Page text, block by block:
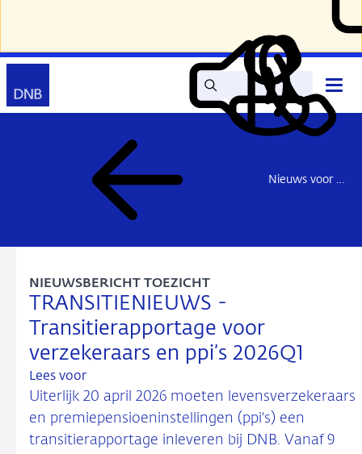
Zoek Lees
voor
Mijn
DNB
Contact
Nieuws voor de sector
TRANSITIENIEUWS -
Transitierapportage voor
verzekeraars en ppi’s 2026Q1
NIEUWSBERICHT TOEZICHT
Lees voor
Uiterlijk 20 april 2026 moeten levensverzekeraars
en premiepensioeninstellingen (ppi's) een
transitierapportage inleveren bij DNB. Vanaf 9